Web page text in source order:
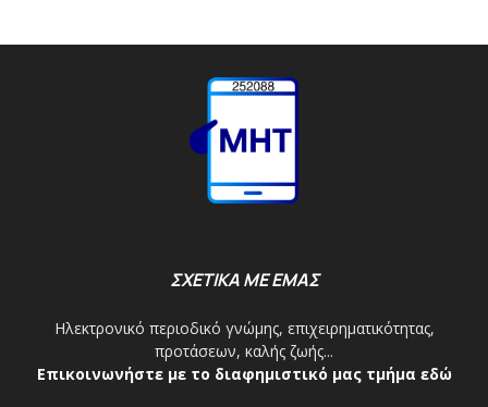
ΣΧΕΤΙΚΑ ΜΕ ΕΜΑΣ
Ηλεκτρονικό περιοδικό γνώμης, επιχειρηματικότητας,
προτάσεων, καλής ζωής...
Επικοινωνήστε με το διαφημιστικό μας τμήμα εδώ